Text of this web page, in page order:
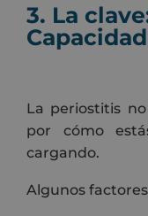
3. La
Capacidad
La periostitis
por cómo
cargando.
Algunos